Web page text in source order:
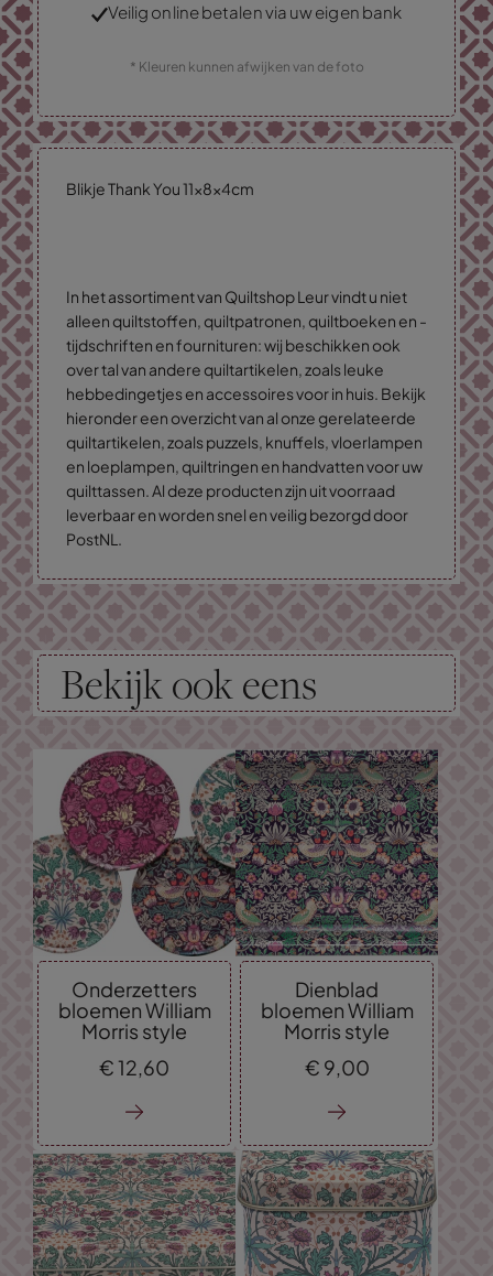
Veilig online betalen via uw eigen bank
* Kleuren kunnen afwijken van de foto
Blikje Thank You 11x8x4cm
In het assortiment van Quiltshop Leur vindt u niet
alleen quiltstoffen, quiltpatronen, quiltboeken en -
tijdschriften en fournituren: wij beschikken ook
over tal van andere quiltartikelen, zoals leuke
hebbedingetjes en accessoires voor in huis. Bekijk
hieronder een overzicht van al onze gerelateerde
quiltartikelen, zoals puzzels, knuffels, vloerlampen
en loeplampen, quiltringen en handvatten voor uw
quilttassen. Al deze producten zijn uit voorraad
leverbaar en worden snel en veilig bezorgd door
PostNL.
Bekijk ook eens
Onderzetters
bloemen William
Morris style
€12,60
Dienblad
bloemen William
Morris style
€ 9,00